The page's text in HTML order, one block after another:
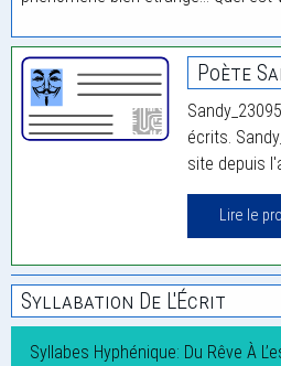
Poète
écrits.
site depuis
Lire le
Syllabation De L'Écrit
Syllabes Hyphénique: Du Rêve À